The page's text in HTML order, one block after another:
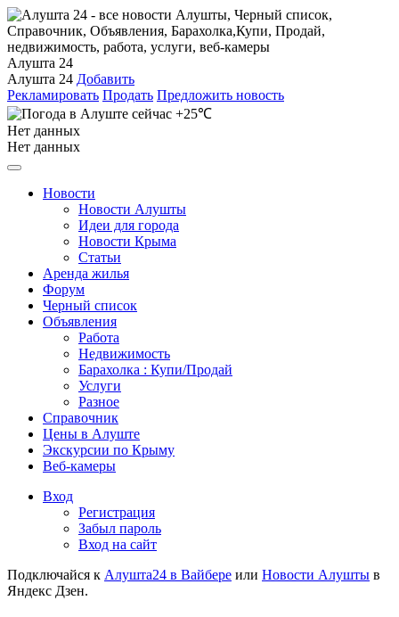
Алушта 24
Алушта 24 Добавить
Рекламировать Продать Предложить новость
+25℃
Нет данных
Нет данных
Новости
Новости Алушты
Идеи для города
Новости Крыма
Статьи
Аренда жилья
Форум
Черный список
Объявления
Работа
Недвижимость
Барахолка : Купи/Продай
Услуги
Разное
Справочник
Цены в Алуште
Экскурсии по Крыму
Веб-камеры
Вход
Регистрация
Забыл пароль
Вход на сайт
Подключайся к Алушта24 в Вайбере или Новости Алушты в
Яндекс Дзен.